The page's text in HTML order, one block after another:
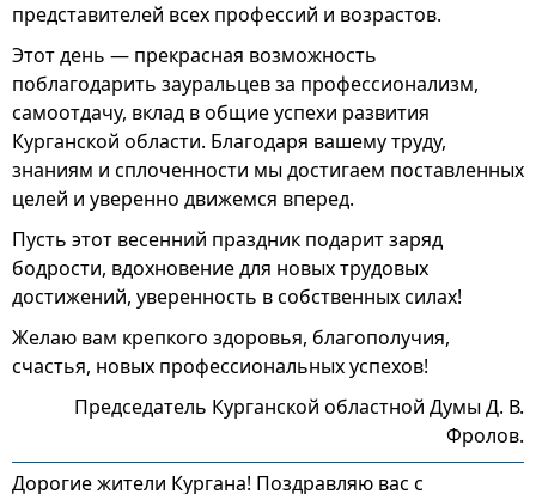
представителей всех профессий и возрастов.
Этот день — прекрасная возможность
поблагодарить зауральцев за профессионализм,
самоотдачу, вклад в общие успехи развития
Курганской области. Благодаря вашему труду,
знаниям и сплоченности мы достигаем поставленных
целей и уверенно движемся вперед.
Пусть этот весенний праздник подарит заряд
бодрости, вдохновение для новых трудовых
достижений, уверенность в собственных силах!
Желаю вам крепкого здоровья, благополучия,
счастья, новых профессиональных успехов!
Председатель Курганской областной Думы Д. В.
Фролов.
Дорогие жители Кургана! Поздравляю вас с